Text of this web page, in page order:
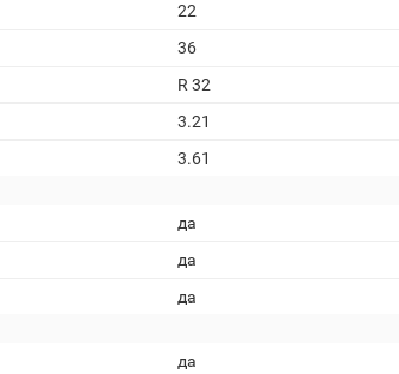
22
36
R 32
3.21
3.61
да
да
да
да